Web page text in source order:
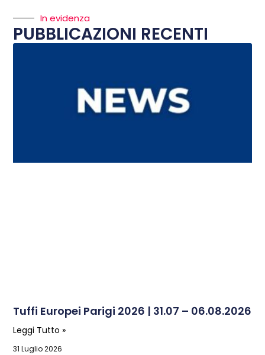
In evidenza
PUBBLICAZIONI RECENTI
Tuffi Europei Parigi 2026 | 31.07 – 06.08.2026
Leggi Tutto »
31 Luglio 2026